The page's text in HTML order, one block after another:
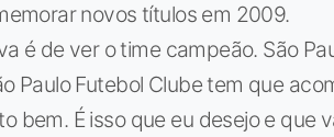
novos títulos em 2009.
é de ver o time campeão. São
Paulo Futebol Clube tem que
bem. É isso que eu desejo e que